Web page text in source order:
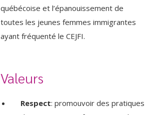
québécoise et l’épanouissement de
toutes les jeunes femmes immigrantes
ayant fréquenté le CEJFI.
Valeurs
Respect: promouvoir des pratiques